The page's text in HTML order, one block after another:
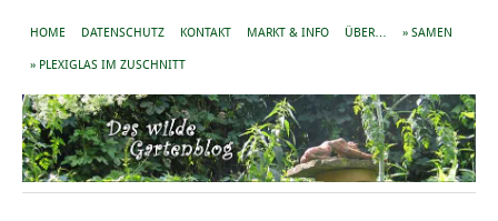
HOME DATENSCHUTZ KONTAKT MARKT & INFO ÜBER… » SAMEN
» PLEXIGLAS IM ZUSCHNITT